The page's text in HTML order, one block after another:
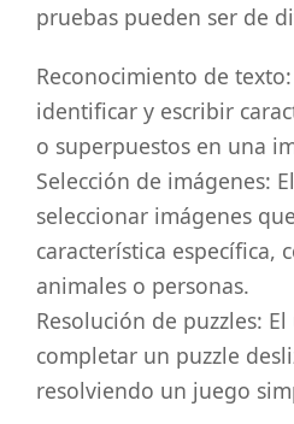
pruebas pueden ser de
Reconocimiento de
identificar y escribir
o superpuestos en una
Selección de imágenes:
seleccionar imágenes
característica específica,
animales o personas.
Resolución de puzzles:
completar un puzzle
resolviendo un juego